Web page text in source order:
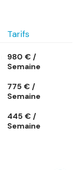
Tarifs
980 € /
Semaine
775 € /
Semaine
445 € /
Semaine